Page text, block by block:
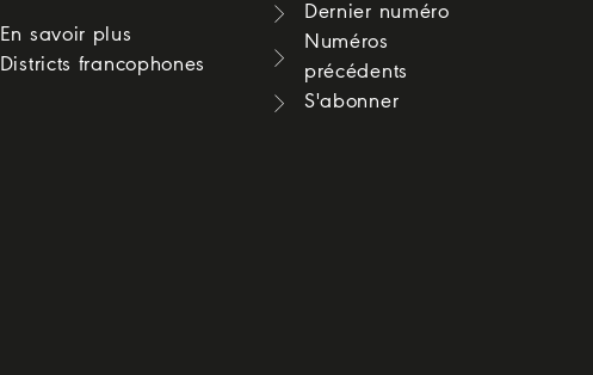
En savoir plus
Districts francophones
Dernier numéro
Numéros
précédents
S'abonner